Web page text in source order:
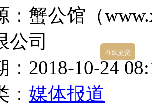
：蟹公馆（
公司
：2018-10-24
媒体报道
在线提货